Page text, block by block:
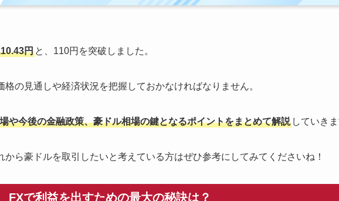
円 と、110円を突破しました。
の見通しや経済状況を把握しておかなければなりません。
や今後の金融政策、豪ドル相場の鍵となるポイントをまとめて解説 していきま
ら豪ドルを取引したいと考えている方はぜひ参考にしてみてくださいね！
FXで利益を出すための最大の秘訣は？